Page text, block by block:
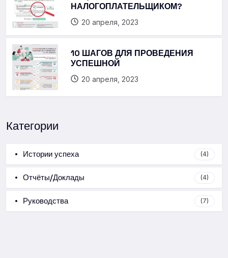
НАЛОГОПЛАТЕЛЬЩИКОМ?
20 апреля, 2023
10 ШАГОВ ДЛЯ ПРОВЕДЕНИЯ
УСПЕШНОЙ
20 апреля, 2023
Категории
Истории успеха (4)
Отчёты/Доклады (4)
Руководства (7)